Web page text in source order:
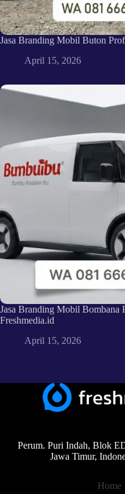
Jasa Branding Mobil Buton
April 15, 2026
Jasa Branding Mobil Bombana
Freshmedia.id
April 15, 2026
Perum. Puri Indah, Blok
Jawa Timur,
Home